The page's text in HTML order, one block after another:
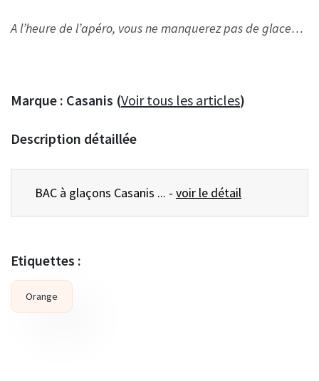
A l’heure de l’apéro, vous ne manquerez pas de glace…
Marque : Casanis (Voir tous les articles)
Description détaillée
BAC à glaçons Casanis ... - voir le détail
Etiquettes :
Orange